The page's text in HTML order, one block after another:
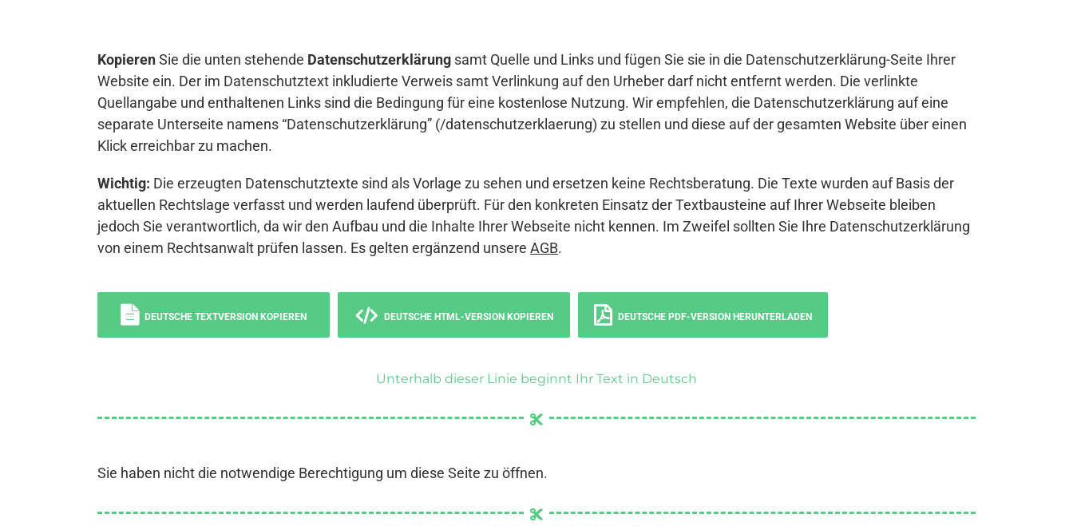
KopierenSie die unten stehende Datenschutzerklärung samt Quelle und Links und fügen Sie sie in die Datenschutzerklärung-Seite Ihrer
Website ein. Der im Datenschutztext inkludierte Verweis samt Verlinkung auf den Urheber darf nicht entfernt werden. Die verlinkte
Quellangabe und enthaltenen Links sind die Bedingung für eine kostenlose Nutzung. Wir empfehlen, die Datenschutzerklärung auf eine
separate Unterseite namens “Datenschutzerklärung” (/datenschutzerklaerung) zu stellen und diese auf der gesamten Website über einen
Klick erreichbar zu machen.
Wichtig: Die erzeugten Datenschutztexte sind als Vorlage zu sehen und ersetzen keine Rechtsberatung. Die Texte wurden auf Basis der
aktuellen Rechtslage verfasst und werden laufend überprüft. Für den konkreten Einsatz der Textbausteine auf Ihrer Webseite bleiben
jedoch Sie verantwortlich, da wir den Aufbau und die Inhalte Ihrer Webseite nicht kennen. Im Zweifel sollten Sie Ihre Datenschutzerklärung
von einem Rechtsanwalt prüfen lassen. Es gelten ergänzend unsere AGB.
DEUTSCHE TEXTVERSION KOPIEREN DEUTSCHE HTML-VERSION KOPIEREN DEUTSCHE PDF-VERSION HERUNTERLADEN
Unterhalb dieser Linie beginnt Ihr Text in Deutsch
Sie haben nicht die notwendige Berechtigung um diese Seite zu öffnen.